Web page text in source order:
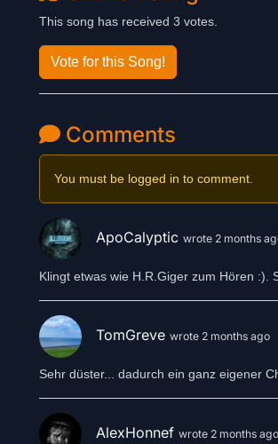
This song has received 3 votes.
Vote for this Song!
Comments
You must be logged in to comment.
ApoCalyptic wrote 2 months
Klingt etwas wie H.R.Giger zum Hören :).
TomGreve wrote 2 months ago
Sehr düster... dadurch ein ganz eigener
AlexHonnef wrote 2 months ago